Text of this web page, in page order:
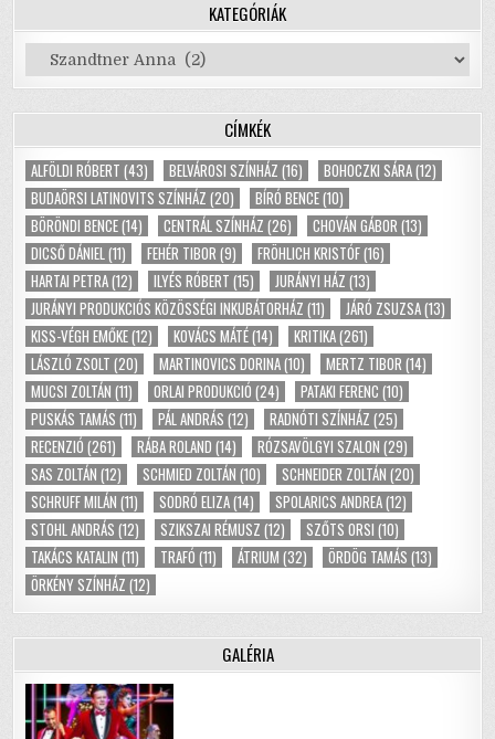
KATEGÓRIÁK
Kategóriák
CÍMKÉK
ALFÖLDI RÓBERT (43) BELVÁROSI SZÍNHÁZ (16) BOHOCZKI SÁRA(12)
BUDAÖRSI LATINOVITS SZÍNHÁZ (20) BÍRÓ BENCE(10)
BÖRÖNDI BENCE(14) CENTRÁL SZÍNHÁZ (26) CHOVÁN GÁBOR (13)
DICSŐ DÁNIEL(11) FEHÉR TIBOR (9) FRÖHLICH KRISTÓF(16)
HARTAI PETRA(12) ILYÉS RÓBERT (15) JURÁNYI HÁZ (13)
JURÁNYI PRODUKCIÓS KÖZÖSSÉGI INKUBÁTORHÁZ (11) JÁRÓ ZSUZSA(13)
KISS-VÉGH EMŐKE(12) KOVÁCS MÁTÉ(14) KRITIKA(261)
LÁSZLÓ ZSOLT (20) MARTINOVICS DORINA(10) MERTZ TIBOR (14)
MUCSI ZOLTÁN (11) ORLAI PRODUKCIÓ (24) PATAKI FERENC (10)
PUSKÁS TAMÁS (11) PÁL ANDRÁS (12) RADNÓTI SZÍNHÁZ (25)
RECENZIÓ (261) RÁBA ROLAND (14) RÓZSAVÖLGYI SZALON (29)
SAS ZOLTÁN (12) SCHMIED ZOLTÁN (10) SCHNEIDER ZOLTÁN (20)
SCHRUFF MILÁN (11) SODRÓ ELIZA(14) SPOLARICS ANDREA(12)
STOHL ANDRÁS (12) SZIKSZAI RÉMUSZ (12) SZŐTS ORSI (10)
TAKÁCS KATALIN (11) TRAFÓ (11) ÁTRIUM (32) ÖRDÖG TAMÁS (13)
ÖRKÉNY SZÍNHÁZ (12)
GALÉRIA